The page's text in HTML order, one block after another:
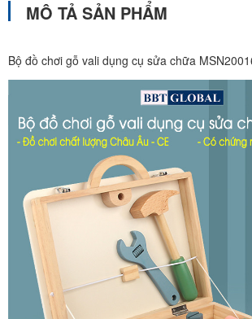
MÔ TẢ SẢN PHẨM
Bộ đồ chơi gỗ vali dụng cụ sửa chữa